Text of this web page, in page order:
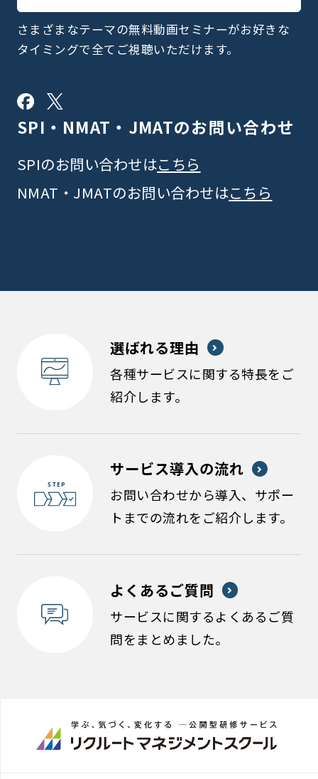
さまざまなテーマの無料動画セミナーがお好きな
タイミングで全てご視聴いただけます。
SPI・NMAT・JMATのお問い合わせ
SPIのお問い合わせはこちら
NMAT・JMATのお問い合わせはこちら
選ばれる理由
各種サービスに関する特長をご
紹介します。
サービス導入の流れ
お問い合わせから導入、サポー
トまでの流れをご紹介します。
よくあるご質問
サービスに関するよくあるご質
問をまとめました。